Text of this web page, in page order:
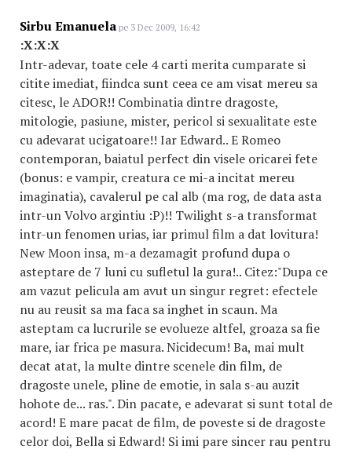
Sirbu Emanuela pe 3 Dec 2009, 16:42
:X:X:X
Intr-adevar, toate cele 4 carti merita cumparate si
citite imediat, fiindca sunt ceea ce am visat mereu sa
citesc, le ADOR!! Combinatia dintre dragoste,
mitologie, pasiune, mister, pericol si sexualitate este
cu adevarat ucigatoare!! Iar Edward.. E Romeo
contemporan, baiatul perfect din visele oricarei fete
(bonus: e vampir, creatura ce mi-a incitat mereu
imaginatia), cavalerul pe cal alb (ma rog, de data asta
intr-un Volvo argintiu :P)!! Twilight s-a transformat
intr-un fenomen urias, iar primul film a dat lovitura!
New Moon insa, m-a dezamagit profund dupa o
asteptare de 7 luni cu sufletul la gura!.. Citez:"Dupa ce
am vazut pelicula am avut un singur regret: efectele
nu au reusit sa ma faca sa inghet in scaun. Ma
asteptam ca lucrurile se evolueze altfel, groaza sa fie
mare, iar frica pe masura. Nicidecum! Ba, mai mult
decat atat, la multe dintre scenele din film, de
dragoste unele, pline de emotie, in sala s-au auzit
hohote de... ras.". Din pacate, e adevarat si sunt total de
acord! E mare pacat de film, de poveste si de dragoste
celor doi, Bella si Edward! Si imi pare sincer rau pentru